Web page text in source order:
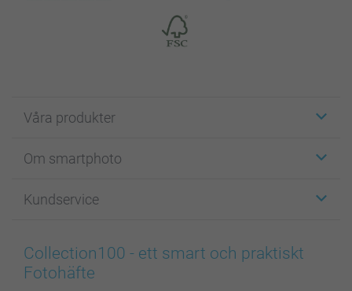
Våra produkter
Fotokort
Fotoböcker
Bilder, Fotoförstoring & Fotohäften
Skal till Mobil & Surfplatta
Om smartphoto
För affiliates
Cookie Policy
Sitemap
Kundservice
smartgaranti
smartbonus
Collection100 - ett smart och praktiskt
Fotohäfte